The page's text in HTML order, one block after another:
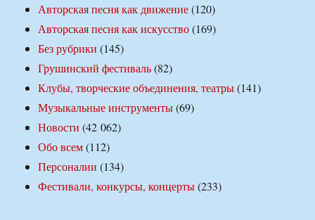
Авторская песня как движение(120)
Авторская песня как искусство(169)
Без рубрики (145)
Грушинский фестиваль(82)
Клубы, творческие объединения, театры(141)
Музыкальные инструменты(69)
Новости (42 062)
Обо всем(112)
Персоналии (134)
Фестивали, конкурсы, концерты(233)